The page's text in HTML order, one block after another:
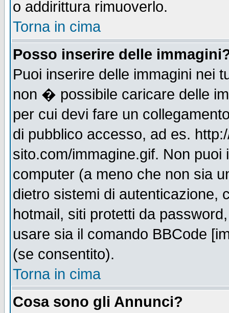
o addirittura rimuoverlo.
Torna in cima
Posso inserire delle
Puoi inserire delle immagini nei
non � possibile caricare delle
per cui devi fare un
di pubblico accesso, ad es.
sito.com/immagine.gif. Non
computer (a meno che non sia
dietro sistemi di autenticazione,
hotmail, siti protetti da
usare sia il comando BBCode
(se consentito).
Torna in cima
Cosa sono gli Annunci?